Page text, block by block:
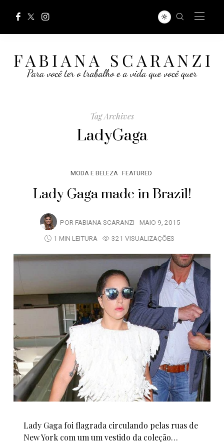
Tag Archives
LadyGaga
MODA E BELEZA FEATURED
Lady Gaga made in Brazil!
POR FABIANA SCARANZI MAIO 9, 2015
1 MIN LEITURA
321 VISUALIZAÇÕES
Lady Gaga foi flagrada circulando pelas ruas de
New York com um um vestido da coleção…